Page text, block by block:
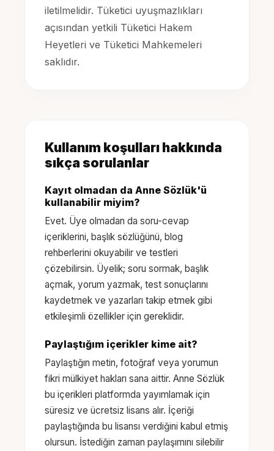
iletilmelidir. Tüketici uyuşmazlıkları
açısından yetkili Tüketici Hakem
Heyetleri ve Tüketici Mahkemeleri
saklıdır.
Kullanım koşulları hakkında
sıkça sorulanlar
Kayıt olmadan da Anne Sözlük'ü
kullanabilir miyim?
Evet. Üye olmadan da soru-cevap
içeriklerini, başlık sözlüğünü, blog
rehberlerini okuyabilir ve testleri
çözebilirsin. Üyelik; soru sormak, başlık
açmak, yorum yazmak, test sonuçlarını
kaydetmek ve yazarları takip etmek gibi
etkileşimli özellikler için gereklidir.
Paylaştığım içerikler kime ait?
Paylaştığın metin, fotoğraf veya yorumun
fikri mülkiyet hakları sana aittir. Anne Sözlük
bu içerikleri platformda yayımlamak için
süresiz ve ücretsiz lisans alır. İçeriği
paylaştığında bu lisansı verdiğini kabul etmiş
olursun. İstediğin zaman paylaşımını silebilir